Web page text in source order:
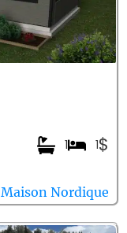
$
1
1
Maison Nordique